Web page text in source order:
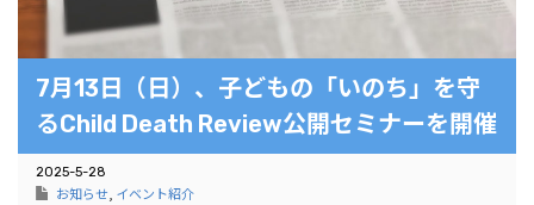
7月13日（日）、子どもの「いのち」を守
るChild Death Review公開セミナーを開催
2025-5-28
お知らせ イベント紹介